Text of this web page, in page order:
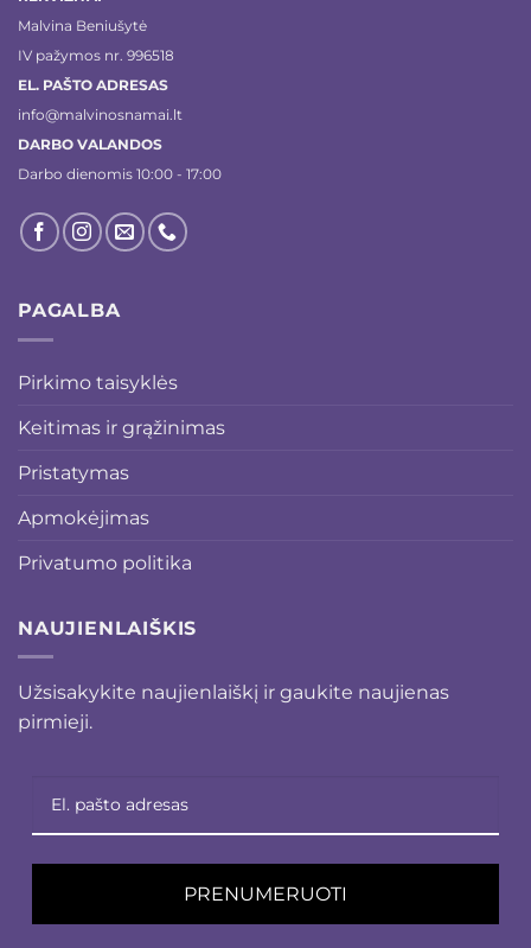
Malvina Beniušytė
IV pažymos nr. 996518
EL. PAŠTO ADRESAS
info@malvinosnamai.lt
DARBO VALANDOS
Darbo dienomis 10:00 - 17:00
PAGALBA
Pirkimo taisyklės
Keitimas ir grąžinimas
Pristatymas
Apmokėjimas
Privatumo politika
NAUJIENLAIŠKIS
Užsisakykite naujienlaiškį ir gaukite naujienas
pirmieji.
PRENUMERUOTI